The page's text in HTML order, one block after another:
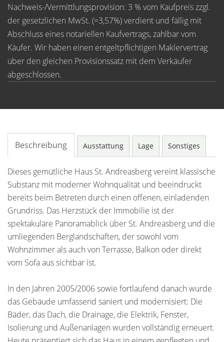
Nachweis-/Vermittlungsprovision: 3 % vom Kaufpreis zzgl.
der gesetzlichen MwSt. (=3,57%) verdient und fällig mit
Abschluss eines notariellen Kaufvertrags, zahlbar vom
Käufer. Wir haben einen entgeltpflichtigen Maklervertrag
über den gleichen Provisionssatz mit dem Verkäufer
abgeschlossen.
Beschreibung Ausstattung Lage Sonstiges
Dieses gemütliche Haus St. Andreasberg vereint klassische
Substanz mit moderner Wohnqualität und beeindruckt
bereits beim Betreten durch einen offenen, einladenden
Grundriss. Das Herzstück der Immobilie ist der
spektakuläre Panoramablick über St. Andreasberg und die
umliegenden Berglandschaften, der sowohl vom
Wohnzimmer als auch von Terrasse, Balkon oder direkt
vom Sofa aus sichtbar ist.
In den Jahren 2005/2006 sowie fortlaufend danach wurde
das Gebäude umfassend saniert und modernisiert: Die
Bäder, das Dach, die Drainage, die Elektrik, Fenster,
Isolierung und Außenanlagen wurden vollständig erneuert.